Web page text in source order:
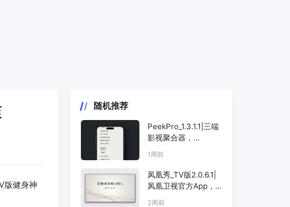
版健身神
随机推荐
PeekPro_1.3.1.1|三端
影视聚合器，
Android+iOS+Windo
ws全覆盖
1周前
凤凰秀_TV版2.0.6.1|
凤凰卫视官方App，
多频道直播+深度资讯
2周前